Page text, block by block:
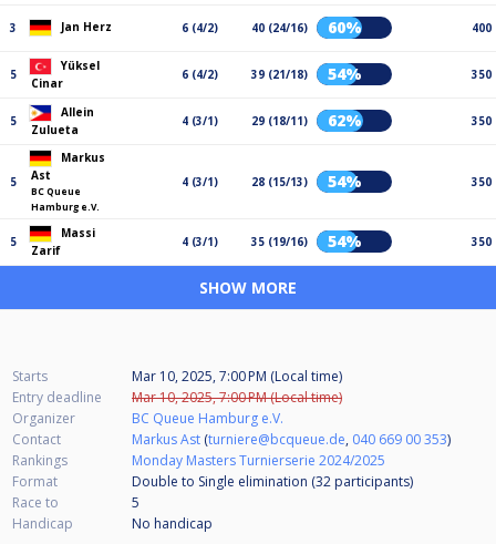
3 Jan Herz 6 (4/2) 40 (24/16) 60% 400
5
Yüksel
Cinar
6 (4/2) 39 (21/18) 54% 350
5
Allein
Zulueta
4 (3/1) 29 (18/11) 62% 350
5
Markus
Ast
BC Queue
Hamburg e.V.
4 (3/1) 28 (15/13) 54% 350
5
Massi
Zarif
4 (3/1) 35 (19/16) 54% 350
SHOW MORE
Starts
Mar 10, 2025, 7:00 PM (Local time)
Entry deadline
Mar 10, 2025, 7:00 PM (Local time)
Organizer
BC Queue Hamburg e.V.
Contact
Markus Ast (turniere@bcqueue.de, 040 669 00 353)
Rankings
Monday Masters Turnierserie 2024/2025
Format
Double to Single elimination (32 participants)
Race to
5
Handicap
No handicap